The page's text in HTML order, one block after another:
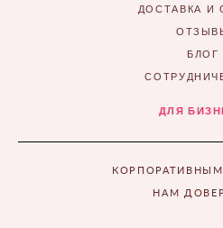
ДОСТАВКА И
БЛОГ
ДЛЯ
НАМ